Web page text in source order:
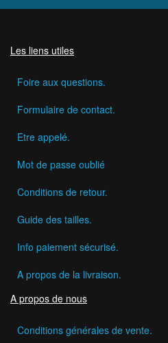
Les liens utiles
Foire aux questions.
Formulaire de contact.
Etre appelé.
Mot de passe oublié
Conditions de retour.
Guide des tailles.
Info paiement sécurisé.
A propos de la livraison.
A propos de nous
Conditions générales de vente.